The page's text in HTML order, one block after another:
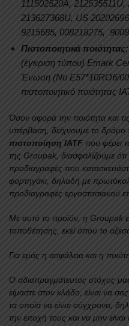
111502520A,
213627368U, US
9215685, 008218275,
Πιστοποιητικά ποιότητας:
(έγκριση τύπου) Emark
Ένωση (No E57*10RO6/
πιστοποιητικό ποιότητας
Όσον αφορά την ποιότητα και
υπέρβαση, δείχνουμε το
πιστοποίηση IATF που φέρει
της Groupak, διασφαλίζουμε ότι
προδιαγραφές που
φορτηγάκι, δηλαδή με
προδιαγραφές εργοστασιακού
Με αυτό το προϊόν, η Groupak
τοποθέτησης, εκεί όπου το
Για εμάς η ασφάλεια και η
Ο αδιαπραγμάτευτος στόχος
είμαστε στον κλάδο, είναι να
τα οποία να είναι σύγχρονα,
την εποχή τους και να μην